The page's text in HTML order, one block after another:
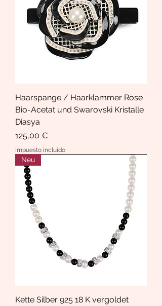
Haarspange / Haarklammer Rose
Bio-Acetat und Swarovski Kristalle
Diasya
Precio
125,00 €
Impuesto incluido
Neu
Kette Silber 925 18 K vergoldet